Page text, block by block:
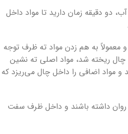
دو دقیقه زمان دارید تا مواد داخل
معمولاً به هم زدن مواد ته ظرف توجه
ریخته شد، مواد اصلی ته نشین
و مواد اضافی را داخل چال می‌ریزد که
روان داشته باشند و داخل ظرف سفت